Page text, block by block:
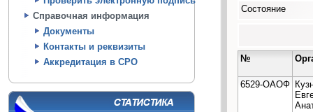
Справочная информация
Документы
Контакты и реквизиты
Аккредитация в СРО
Состояние
№
6529-ОАОФ